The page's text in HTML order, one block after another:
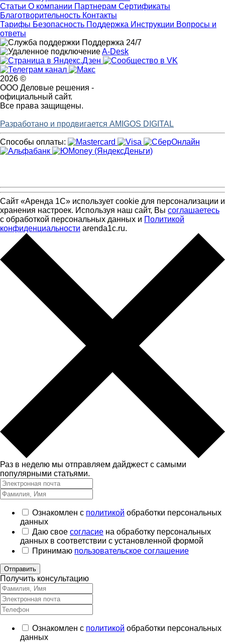
Статьи О компании Партнерам Сертификаты
Благотворительность Контакты
Тарифы Безопасность Поддержка Инструкции Вопросы и
ответы
Поддержка 24/7
A-Desk
2026 ©
ООО Деловые решения -
официальный сайт.
Все права защищены.
Разработано и продвигается AMIGOS DIGITAL
Способы оплаты:
Сайт «Аренда 1С» использует cookie для персонализации и
хранения настроек. Используя наш сайт, Вы соглашаетесь
с обработкой персональных данных и Политикой
конфиденциальности arenda1c.ru.
Раз в неделю мы отправляем дайджест с самыми
популярными статьями.
Ознакомлен с политикой обработки персональных
данных
Даю свое согласие на обработку персональных
данных в соответствии с установленной формой
Принимаю пользовательское соглашение
Отправить
Получить консультацию
Ознакомлен с политикой обработки персональных
данных